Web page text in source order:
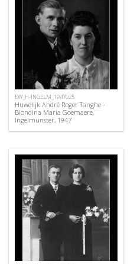
EW_H-INGELM_1947025
Huwelijk André Roger Tanghe -
Blondina Maria Goemaere,
Ingelmunster, 1947